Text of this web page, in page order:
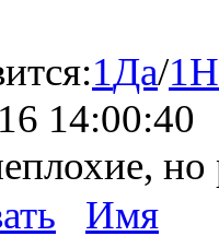
1Да/1
14:00:40
но
Имя